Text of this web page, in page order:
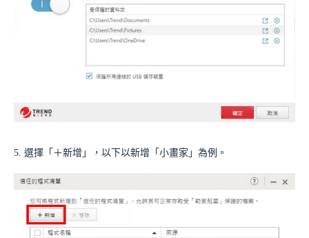
5. 選擇「＋新增」，以下以新增「小畫家」為例。